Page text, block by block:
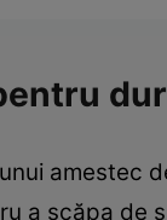
amestec
a scăpa de